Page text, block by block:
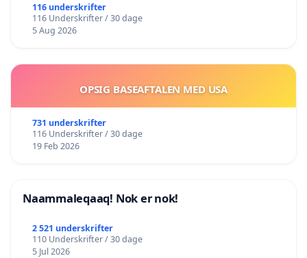
116 underskrifter
116 Underskrifter / 30 dage
5 Aug 2026
OPSIG BASEAFTALEN MED USA
731 underskrifter
116 Underskrifter / 30 dage
19 Feb 2026
Naammaleqaaq! Nok er nok!
2 521 underskrifter
110 Underskrifter / 30 dage
5 Jul 2026